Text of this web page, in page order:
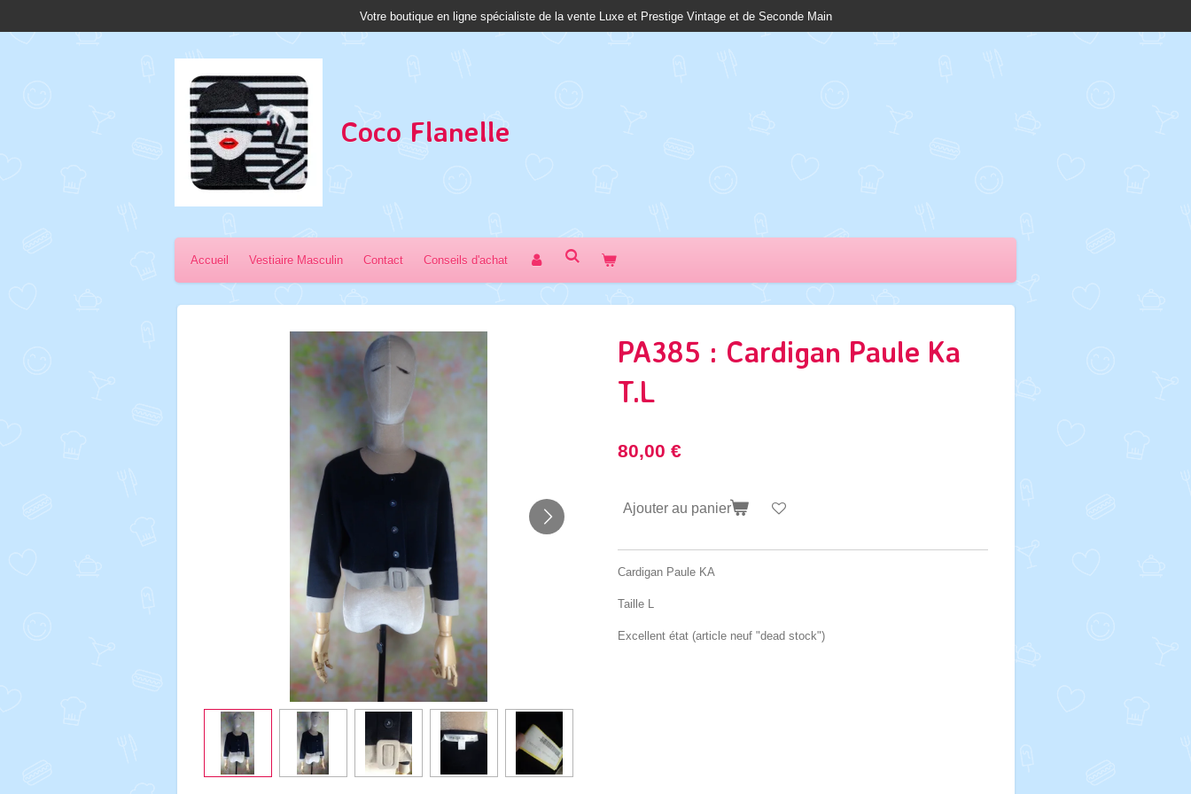
Votre boutique en ligne spécialiste de la vente Luxe et Prestige Vintage et de Seconde Main
Coco Flanelle
Accueil Vestiaire Masculin Contact Conseils d'achat
PA385 : Cardigan Paule Ka
T.L
80,00 €
Ajouter au panier
Cardigan Paule KA
Taille L
Excellent état (article neuf "dead stock")